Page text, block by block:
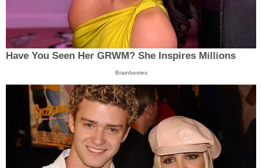
Have You Seen Her GRWM? She Inspires Millions
Brainberries